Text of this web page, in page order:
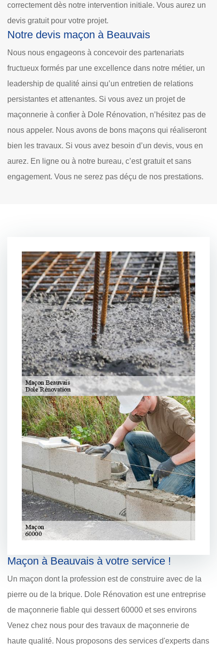
correctement dès notre intervention initiale. Vous aurez un
devis gratuit pour votre projet.
Notre devis maçon à Beauvais
Nous nous engageons à concevoir des partenariats
fructueux formés par une excellence dans notre métier, un
leadership de qualité ainsi qu’un entretien de relations
persistantes et attenantes. Si vous avez un projet de
maçonnerie à confier à Dole Rénovation, n’hésitez pas de
nous appeler. Nous avons de bons maçons qui réaliseront
bien les travaux. Si vous avez besoin d’un devis, vous en
aurez. En ligne ou à notre bureau, c’est gratuit et sans
engagement. Vous ne serez pas déçu de nos prestations.
Maçon à Beauvais à votre service !
Un maçon dont la profession est de construire avec de la
pierre ou de la brique. Dole Rénovation est une entreprise
de maçonnerie fiable qui dessert 60000 et ses environs
Venez chez nous pour des travaux de maçonnerie de
haute qualité. Nous proposons des services d'experts dans